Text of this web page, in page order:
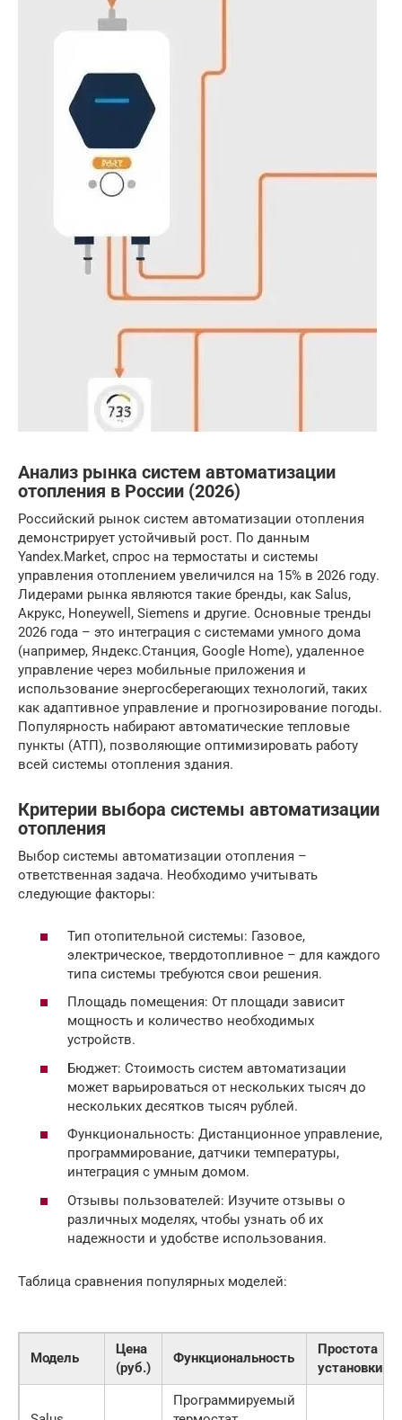
Анализ рынка систем автоматизации
отопления в России (2026)
Российский рынок систем автоматизации отопления
демонстрирует устойчивый рост. По данным
Yandex.Market, спрос на термостаты и системы
управления отоплением увеличился на 15% в 2026 году.
Лидерами рынка являются такие бренды, как Salus,
Акрукс, Honeywell, Siemens и другие. Основные тренды
2026 года – это интеграция с системами умного дома
(например, Яндекс.Станция, Google Home), удаленное
управление через мобильные приложения и
использование энергосберегающих технологий, таких
как адаптивное управление и прогнозирование погоды.
Популярность набирают автоматические тепловые
пункты (АТП), позволяющие оптимизировать работу
всей системы отопления здания.
Критерии выбора системы автоматизации
отопления
Выбор системы автоматизации отопления –
ответственная задача. Необходимо учитывать
следующие факторы:
Тип отопительной системы: Газовое,
электрическое, твердотопливное – для каждого
типа системы требуются свои решения.
Площадь помещения: От площади зависит
мощность и количество необходимых
устройств.
Бюджет: Стоимость систем автоматизации
может варьироваться от нескольких тысяч до
нескольких десятков тысяч рублей.
Функциональность: Дистанционное управление,
программирование, датчики температуры,
интеграция с умным домом.
Отзывы пользователей: Изучите отзывы о
различных моделях, чтобы узнать об их
надежности и удобстве использования.
Таблица сравнения популярных моделей:
Модель
Цена
(руб.)
Функциональность
Простота
установки
Программируемый